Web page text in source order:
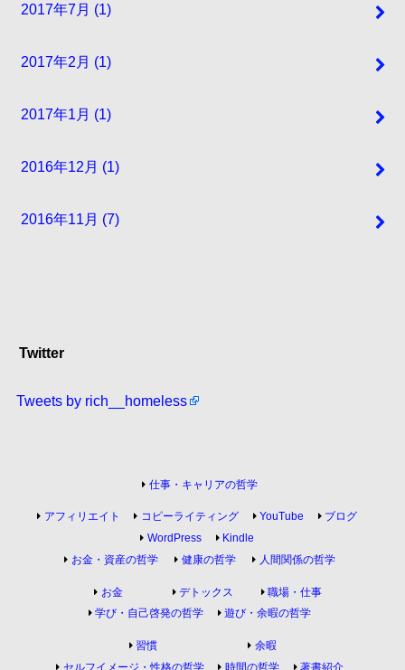
2017年7月 (1)
2017年2月 (1)
2017年1月 (1)
2016年12月 (1)
2016年11月 (7)
Twitter
Tweets by rich__homeless
仕事・キャリアの哲学
アフィリエイト コピーライティング YouTube
ブログ
WordPress
Kindle
お金・資産の哲学
お金
健康の哲学
デトックス
人間関係の哲学
職場・仕事
学び・自己啓発の哲学
習慣
遊び・余暇の哲学
余暇
セルフイメージ・性格の哲学
時間の哲学 著書紹介